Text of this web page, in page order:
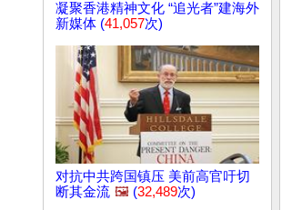
凝聚香港精神文化 “追光者”建海外
新媒体 (41,057次)
对抗中共跨国镇压 美前高官吁切
断其金流 🖼️ (32,489次)